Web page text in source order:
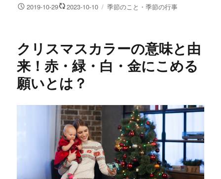
投 2019-10-29 2023-10-10
カ
ー
季節のこと・季節の行事
クリスマスカラーの意味と由
来！赤・緑・白・金にこめる
願いとは？